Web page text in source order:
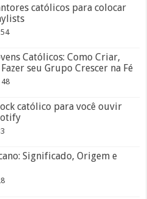
católicos para colocar
54
Católicos: Como Criar,
seu Grupo Crescer na Fé
48
católico para você ouvir
Significado, Origem e